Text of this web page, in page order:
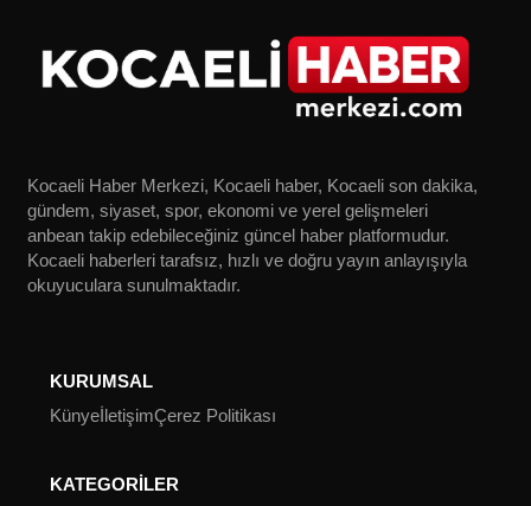
Kocaeli Haber Merkezi, Kocaeli haber, Kocaeli son dakika,
gündem, siyaset, spor, ekonomi ve yerel gelişmeleri
anbean takip edebileceğiniz güncel haber platformudur.
Kocaeli haberleri tarafsız, hızlı ve doğru yayın anlayışıyla
okuyuculara sunulmaktadır.
KURUMSAL
KünyeİletişimÇerez Politikası
KATEGORİLER